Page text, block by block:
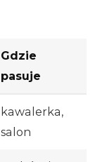
Gdzie
pasuje
kawalerka,
salon